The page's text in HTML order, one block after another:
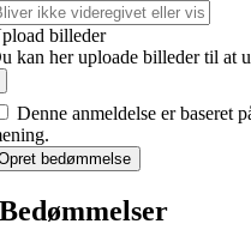
billeder
kan her uploade billeder til at
Denne anmeldelse er baseret
bedømmelse
Bedømmelser